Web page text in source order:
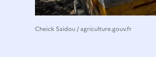
Cheick Saidou / agriculture.gouv.fr